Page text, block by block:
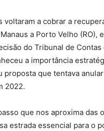
voltaram a cobrar a
a Porto Velho (RO), e
do Tribunal de Contas
a importância
proposta que tentava
2022.
que nos aproxima das
estrada essencial para o